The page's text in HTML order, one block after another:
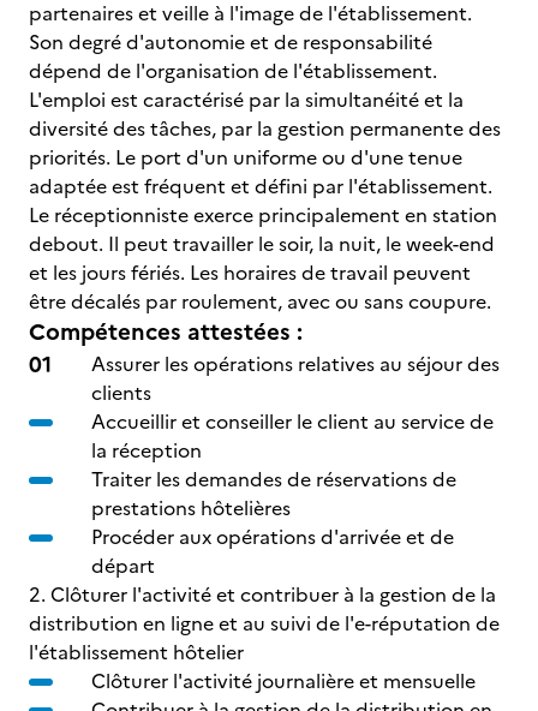
partenaires et veille à l'image de l'établissement.
Son degré d'autonomie et de responsabilité
dépend de l'organisation de l'établissement.
L'emploi est caractérisé par la simultanéité et la
diversité des tâches, par la gestion permanente des
priorités. Le port d'un uniforme ou d'une tenue
adaptée est fréquent et défini par l'établissement.
Le réceptionniste exerce principalement en station
debout. Il peut travailler le soir, la nuit, le week-end
et les jours fériés. Les horaires de travail peuvent
être décalés par roulement, avec ou sans coupure.
Compétences attestées :
Assurer les opérations relatives au séjour des
clients
Accueillir et conseiller le client au service de
la réception
Traiter les demandes de réservations de
prestations hôtelières
Procéder aux opérations d'arrivée et de
départ
2. Clôturer l'activité et contribuer à la gestion de la
distribution en ligne et au suivi de l'e-réputation de
l'établissement hôtelier
Clôturer l'activité journalière et mensuelle